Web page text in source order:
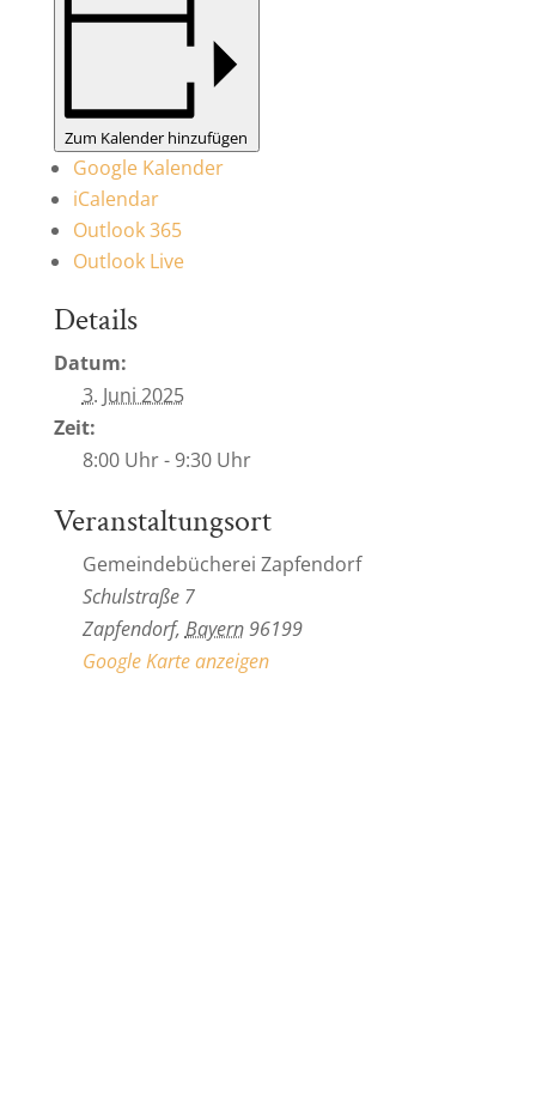
Zum Kalender hinzufügen
Google Kalender
iCalendar
Outlook 365
Outlook Live
Details
Datum:
3. Juni 2025
Zeit:
8:00 Uhr - 9:30 Uhr
Veranstaltungsort
Gemeindebücherei Zapfendorf
Schulstraße 7
Zapfendorf, Bayern96199
Google Karte anzeigen